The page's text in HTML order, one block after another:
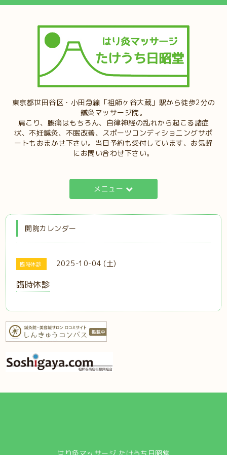
東京都世田谷区・小田急線「祖師ヶ谷大蔵」駅から徒歩2分の
鍼灸マッサージ院。
肩こり、腰痛はもちろん、自律神経の乱れから起こる諸症
状、不妊鍼灸、不眠改善、スポーツコンディショニングサポ
ートもおまかせ下さい。当日予約も受付しています、お気軽
にお問い合わせ下さい。
メニュー
開院カレンダー
臨時休診 2025-10-04 (土)
臨時休診